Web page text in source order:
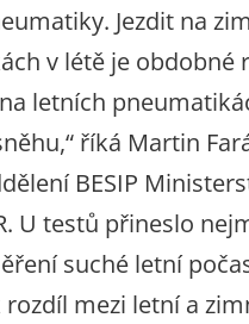
Jezdit na
v létě je obdobné
letních
říká Martin
BESIP
U testů přineslo
suché letní
rozdíl mezi letní a